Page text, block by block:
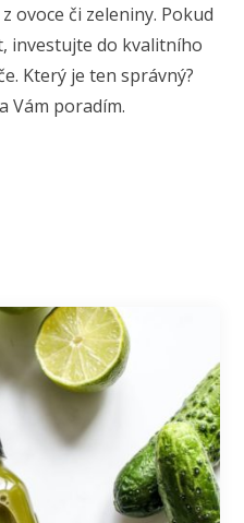
ovoce či zeleniny. Pokud
investujte do kvalitního
Který je ten správný?
Vám poradím.